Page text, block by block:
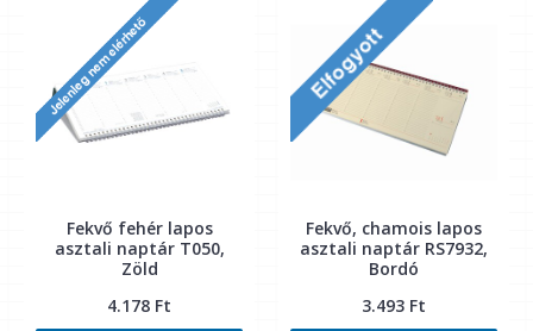
Fekvő fehér lapos
asztali naptár T050,
Zöld
4.178 Ft
Fekvő, chamois lapos
asztali naptár RS7932,
Bordó
3.493 Ft